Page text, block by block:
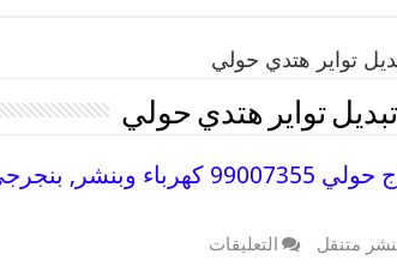
تواير هتدي حولي
تبديل تواير هتدي حولي
بنشر متنقل | كراج حولي 99007355
متنقل التعليقات